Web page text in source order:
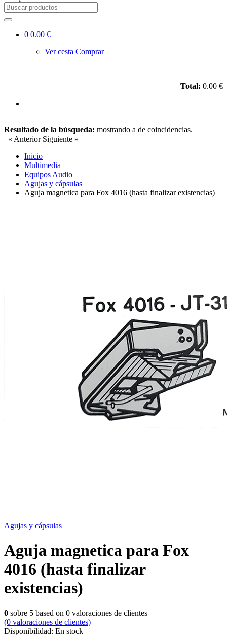
0 0.00 €
Ver cesta Comprar
Total: 0.00 €
Resultado de la búsqueda: mostrando a de coincidencias.
« Anterior Siguiente »
Inicio
Multimedia
Equipos Audio
Agujas y cápsulas
Aguja magnetica para Fox 4016 (hasta finalizar existencias)
Agujas y cápsulas
Aguja magnetica para Fox
4016 (hasta finalizar
existencias)
0 sobre 5 based on 0 valoraciones de clientes
(0 valoraciones de clientes)
Disponibilidad: En stock